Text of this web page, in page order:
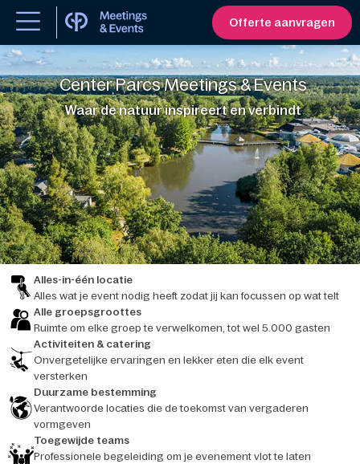
Offerte aanvragen
Center Parcs Meetings & Events
Waar de natuur inspireert en verbindt
Alles-in-één locatie
Alles wat je event nodig heeft zodat jij kan focussen op wat telt
Alle groepsgroottes
Ruimte om elke groep te verwelkomen, tot wel 5.000 gasten
Activiteiten & catering
Onvergetelijke ervaringen en lekker eten die elk event
versterken
Duurzame bestemming
Verantwoorde locaties die de toekomst van vergaderen
vormgeven
Toegewijde teams
Professionele begeleiding om je evenement vlot te laten